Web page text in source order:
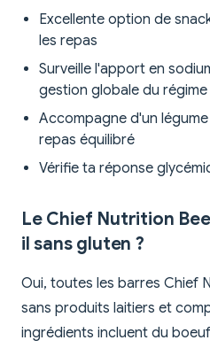
Excellente option de
les repas
Surveille l'apport en
gestion globale du régime
Accompagne d'un
repas équilibré
Vérifie ta réponse
Le Chief Nutrition
il sans gluten ?
Oui, toutes les barres Chief
sans produits laitiers et
ingrédients incluent du